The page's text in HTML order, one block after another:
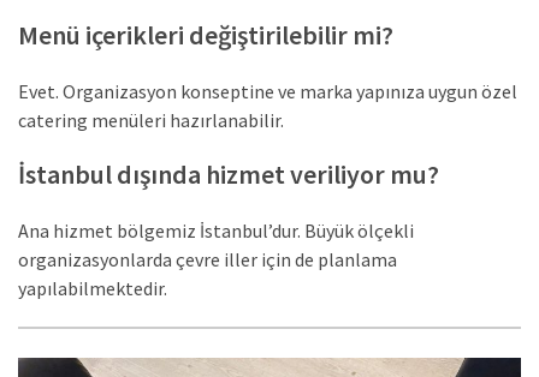
Menü içerikleri değiştirilebilir mi?
Evet. Organizasyon konseptine ve marka yapınıza uygun özel
catering menüleri hazırlanabilir.
İstanbul dışında hizmet veriliyor mu?
Ana hizmet bölgemiz İstanbul’dur. Büyük ölçekli
organizasyonlarda çevre iller için de planlama
yapılabilmektedir.